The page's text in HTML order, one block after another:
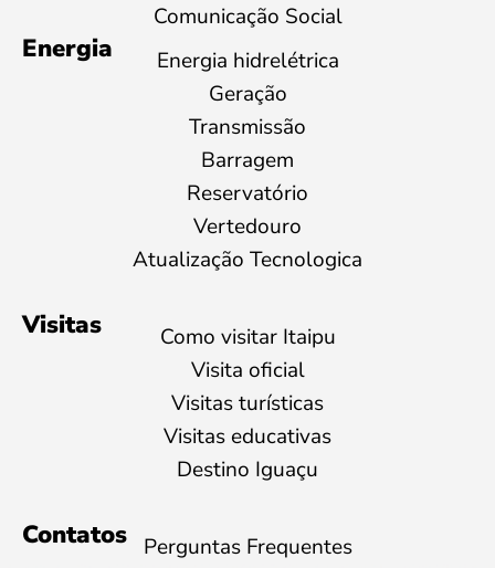
Comunicação Social
Energia
Energia hidrelétrica
Geração
Transmissão
Barragem
Reservatório
Vertedouro
Atualização Tecnologica
Visitas
Como visitar Itaipu
Visita oficial
Visitas turísticas
Visitas educativas
Destino Iguaçu
Contatos
Perguntas Frequentes